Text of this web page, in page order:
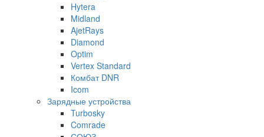
Hytera
Midland
AjetRays
Diamond
Optim
Vertex Standard
Комбат DNR
Icom
Зарядные устройства
Turbosky
Comrade